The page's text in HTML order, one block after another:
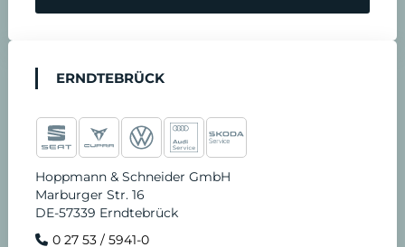
ERNDTEBRÜCK
Hoppmann & Schneider GmbH
Marburger Str. 16
DE-57339 Erndtebrück
0 27 53 / 5941-0